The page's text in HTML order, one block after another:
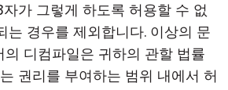
가 그렇게 하도록 허용할 수 없
는 경우를 제외합니다. 이상의 문
의 디컴파일은 귀하의 관할 법률
권리를 부여하는 범위 내에서 허